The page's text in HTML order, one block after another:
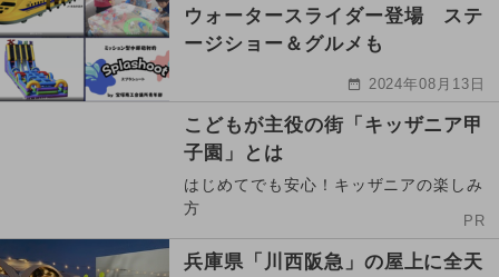
ウォータースライダー登場 ステ
ージショー＆グルメも
2024年08月13日
こどもが主役の街「キッザニア甲
子園」とは
はじめてでも安心！キッザニアの楽しみ
方
PR
兵庫県「川西阪急」の屋上に全天